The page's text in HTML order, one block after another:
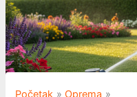
Početak
Oprema